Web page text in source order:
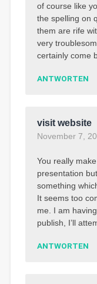
of course like
the spelling on
them are rife
very
certainly come
ANTWORTEN
visit website
November 7,
You really
presentation
something
It seems too
me. I am
publish, I’ll
ANTWORTEN